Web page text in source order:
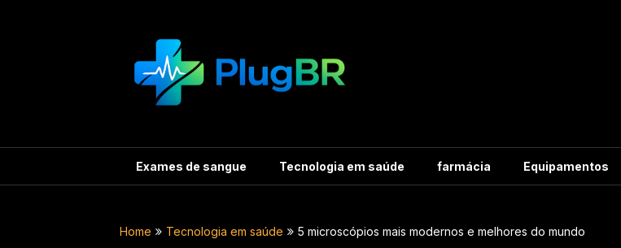
Exames de sangue Tecnologia em saúde farmácia Equipamentos
Home Tecnologia em saúde 5 microscópios mais modernos e melhores do mundo